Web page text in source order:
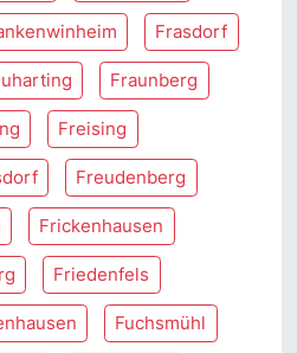
Frasdorf
Fraunberg
Freising
Freudenberg
Frickenhausen
Friedenfels
Fuchsmühl